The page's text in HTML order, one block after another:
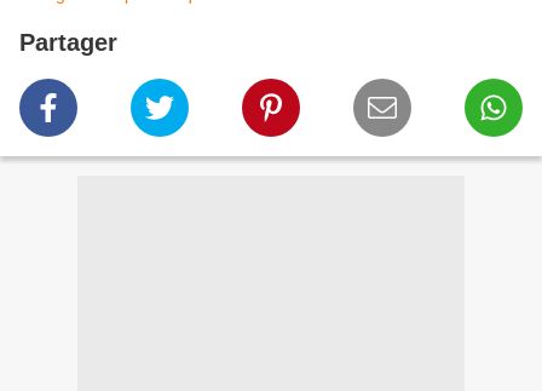
Partager